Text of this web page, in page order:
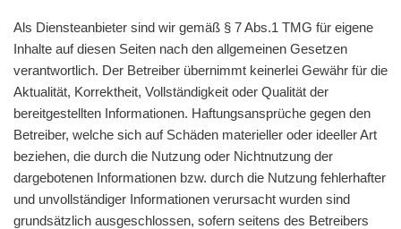
Als Diensteanbieter sind wir gemäß § 7 Abs.1 TMG für eigene
Inhalte auf diesen Seiten nach den allgemeinen Gesetzen
verantwortlich. Der Betreiber übernimmt keinerlei Gewähr für die
Aktualität, Korrektheit, Vollständigkeit oder Qualität der
bereitgestellten Informationen. Haftungsansprüche gegen den
Betreiber, welche sich auf Schäden materieller oder ideeller Art
beziehen, die durch die Nutzung oder Nichtnutzung der
dargebotenen Informationen bzw. durch die Nutzung fehlerhafter
und unvollständiger Informationen verursacht wurden sind
grundsätzlich ausgeschlossen, sofern seitens des Betreibers